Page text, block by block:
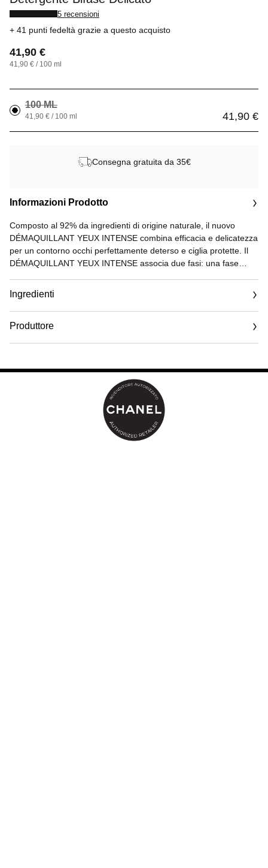
5 recensioni
41 punti fedeltà grazie a questo acquisto
41,90 €
41,90 € / 100 ml
100 ML
41,90 €
41,90 € / 100 ml
Consegna gratuita da 35€
Informazioni Prodotto
Composto al 92% da ingredienti di origine naturale, il nuovo
DÉMAQUILLANT YEUX INTENSE combina efficacia e delicatezza
per un contorno occhi perfettamente deterso e ciglia protette. Il
DÉMAQUILLANT YEUX INTENSE associa due fasi: una fase
per le loro proprietà lenitive, e una fase composta da oli
altamente purificati, che deterge senza lasciare residui oleosi.
Ingredienti
Produttore